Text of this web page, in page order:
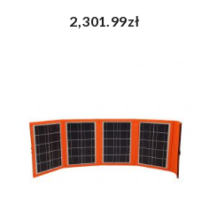
2,301.99zł